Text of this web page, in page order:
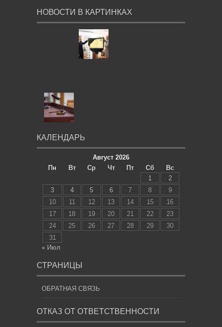
НОВОСТИ В КАРТИНКАХ
КАЛЕНДАРЬ
Август 2026
Пн
Вт Ср Чт Пт Сб
Вс
1
2
3
4 5 6 7 8
9
10
11 12 13 14 15
16
17
18 19 20 21 22
23
24
25 26 27 28 29
30
31
« Июл
СТРАНИЦЫ
ОБРАТНАЯ СВЯЗЬ
ОТКАЗ ОТ ОТВЕТСТВЕННОСТИ